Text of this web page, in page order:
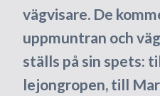
vägvisare. De
uppmuntran och
ställs på sin spets:
lejongropen, till